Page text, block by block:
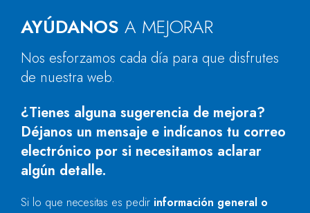
AYÚDANOS A MEJORAR
Nos esforzamos cada día para que disfrutes
de nuestra web.
¿Tienes alguna sugerencia de mejora?
Déjanos un mensaje e indícanos tu correo
electrónico por si necesitamos aclarar
algún detalle.
Si lo que necesitas es pedir información general o